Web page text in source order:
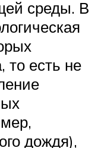
среды. В
то есть не
дождя),